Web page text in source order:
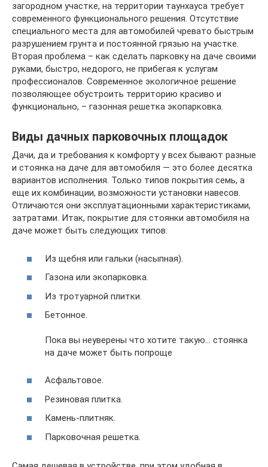
загородном участке, на территории таунхауса требует
современного функционального решения. Отсутствие
специального места для автомобилей чревато быстрым
разрушением грунта и постоянной грязью на участке.
Вторая проблема – как сделать парковку на даче своими
руками, быстро, недорого, не прибегая к услугам
профессионалов. Современное экологичное решение
позволяющее обустроить территорию красиво и
функционально, – газонная решетка экопарковка.
Виды дачных парковочных площадок
Дачи, да и требования к комфорту у всех бывают разные
и стоянка на даче для автомобиля — это более десятка
вариантов исполнения. Только типов покрытия семь, а
еще их комбинации, возможности установки навесов.
Отличаются они эксплуатационными характеристиками,
затратами. Итак, покрытие для стоянки автомобиля на
даче может быть следующих типов:
Из щебня или гальки (насыпная).
Газона или экопарковка.
Из тротуарной плитки.
Бетонное.
Пока вы неуверены что хотите такую… стоянка
на даче может быть попроще
Асфальтовое.
Резиновая плитка.
Камень-плитняк.
Парковочная решетка.